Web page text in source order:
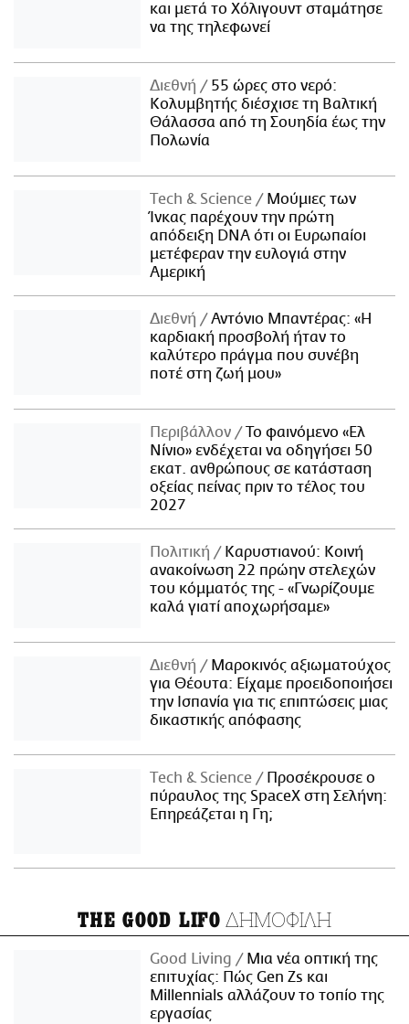
και μετά το Χόλιγουντ σταμάτησε
να της τηλεφωνεί
Διεθνή
55 ώρες στο νερό:
Κολυμβητής διέσχισε τη Βαλτική
Θάλασσα από τη Σουηδία έως την
Πολωνία
Τech & Science
Μούμιες των
Ίνκας παρέχουν την πρώτη
απόδειξη DNA ότι οι Ευρωπαίοι
μετέφεραν την ευλογιά στην
Αμερική
Διεθνή
Αντόνιο Μπαντέρας: «Η
καρδιακή προσβολή ήταν το
καλύτερο πράγμα που συνέβη
ποτέ στη ζωή μου»
Περιβάλλον
Το φαινόμενο «Ελ
Νίνιο» ενδέχεται να οδηγήσει 50
εκατ. ανθρώπους σε κατάσταση
οξείας πείνας πριν το τέλος του
2027
Πολιτική
Καρυστιανού: Κοινή
ανακοίνωση 22 πρώην στελεχών
του κόμματός της - «Γνωρίζουμε
καλά γιατί αποχωρήσαμε»
Διεθνή
Μαροκινός αξιωματούχος
για Θέουτα: Είχαμε προειδοποιήσει
την Ισπανία για τις επιπτώσεις μιας
δικαστικής απόφασης
Τech & Science
Προσέκρουσε ο
πύραυλος της SpaceX στη Σελήνη:
Επηρεάζεται η Γη;
THE GOOD LIFO ΔΗΜΟΦΙΛΗ
Good Living
Μια νέα οπτική της
επιτυχίας: Πώς Gen Zs και
Millennials αλλάζουν το τοπίο της
εργασίας